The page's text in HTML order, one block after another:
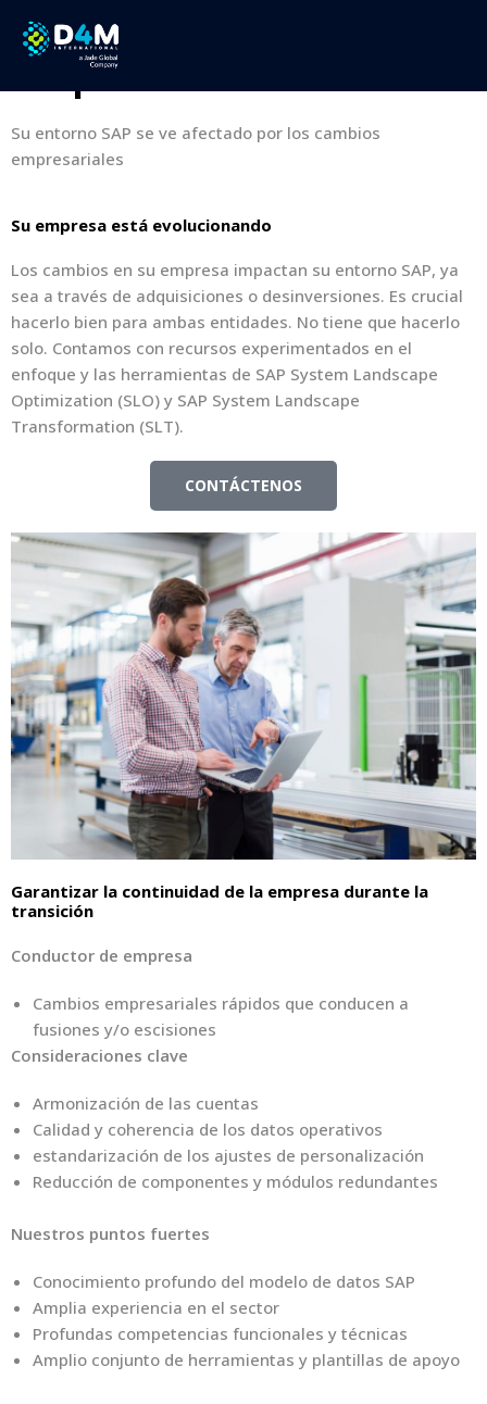
Fusiones y
Adquisiciones
Su entorno SAP se ve afectado por los cambios
empresariales
Su empresa está evolucionando
Los cambios en su empresa impactan su entorno SAP, ya
sea a través de adquisiciones o desinversiones. Es crucial
hacerlo bien para ambas entidades. No tiene que hacerlo
solo. Contamos con recursos experimentados en el
enfoque y las herramientas de SAP System Landscape
Optimization (SLO) y SAP System Landscape
Transformation (SLT).
CONTÁCTENOS
Garantizar la continuidad de la empresa durante la
transición
Conductor de empresa
Cambios empresariales rápidos que conducen a
fusiones y/o escisiones
Consideraciones clave
Armonización de las cuentas
Calidad y coherencia de los datos operativos
estandarización de los ajustes de personalización
Reducción de componentes y módulos redundantes
Nuestros puntos fuertes
Conocimiento profundo del modelo de datos SAP
Amplia experiencia en el sector
Profundas competencias funcionales y técnicas
Amplio conjunto de herramientas y plantillas de apoyo